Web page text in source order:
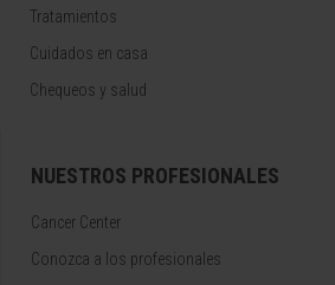
Tratamientos
Cuidados en casa
Chequeos y salud
NUESTROS PROFESIONALES
Cancer Center
Conozca a los profesionales